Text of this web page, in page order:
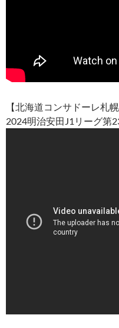
【北海道コンサドーレ札
2024明治安田J1リーグ第